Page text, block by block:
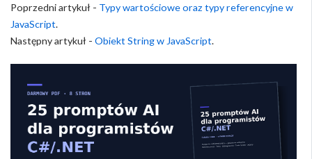
Poprzedni artykuł - Typy wartościowe oraz typy referencyjne w
JavaScript.
Następny artykuł - Obiekt String w JavaScript.